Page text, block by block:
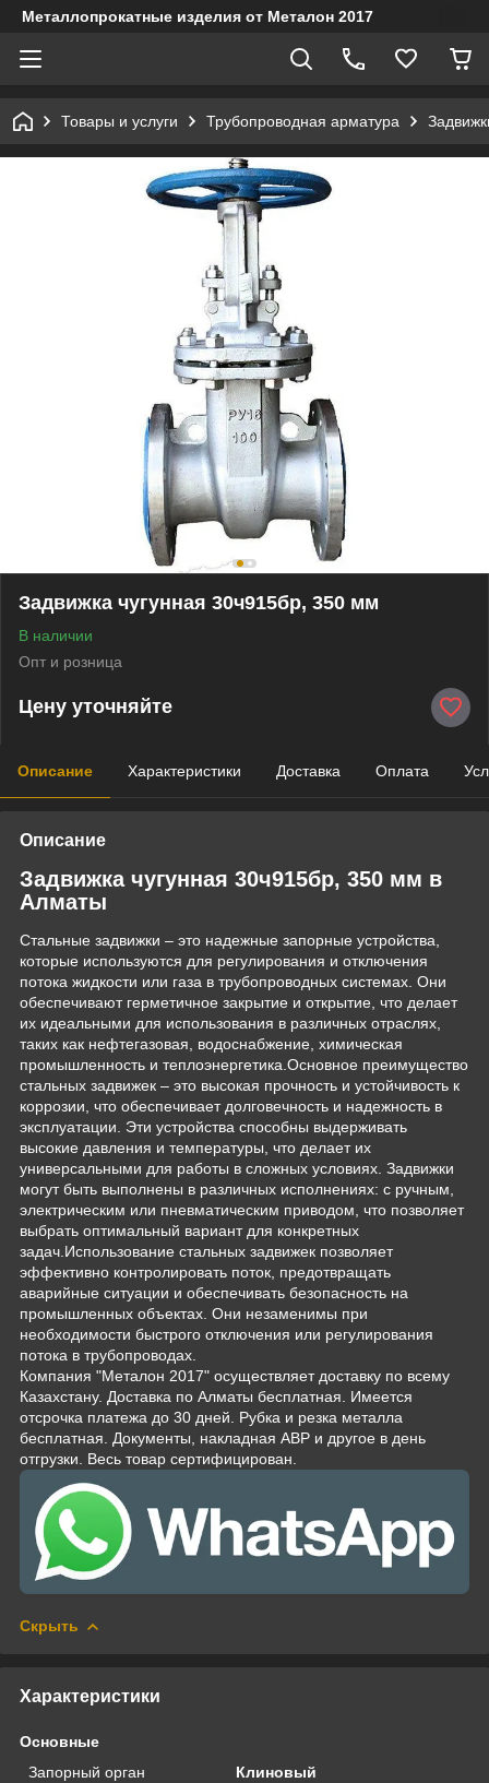
Металлопрокатные изделия от Металон 2017
Товары и услуги Трубопроводная арматура
Задвижка чугунная 30ч915бр, 350 мм
В наличии
Опт и розница
Цену уточняйте
Описание Характеристики Доставка Оплата
Описание
Задвижка чугунная 30ч915бр, 350 мм в
Алматы
Стальные задвижки – это надежные запорные устройства,
которые используются для регулирования и отключения
потока жидкости или газа в трубопроводных системах. Они
обеспечивают герметичное закрытие и открытие, что делает
их идеальными для использования в различных отраслях,
таких как нефтегазовая, водоснабжение, химическая
промышленность и теплоэнергетика.Основное преимущество
стальных задвижек – это высокая прочность и устойчивость к
коррозии, что обеспечивает долговечность и надежность в
эксплуатации. Эти устройства способны выдерживать
высокие давления и температуры, что делает их
универсальными для работы в сложных условиях. Задвижки
могут быть выполнены в различных исполнениях: с ручным,
электрическим или пневматическим приводом, что позволяет
выбрать оптимальный вариант для конкретных
задач.Использование стальных задвижек позволяет
эффективно контролировать поток, предотвращать
аварийные ситуации и обеспечивать безопасность на
промышленных объектах. Они незаменимы при
необходимости быстрого отключения или регулирования
потока в трубопроводах.
Компания "Металон 2017" осуществляет доставку по всему
Казахстану. Доставка по Алматы бесплатная. Имеется
отсрочка платежа до 30 дней. Рубка и резка металла
бесплатная. Документы, накладная АВР и другое в день
отгрузки. Весь товар сертифицирован.
Скрыть
Характеристики
Основные
Запорный орган
Клиновый